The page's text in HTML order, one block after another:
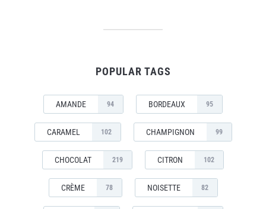
POPULAR TAGS
AMANDE 94 BORDEAUX 95
CARAMEL 102 CHAMPIGNON 99
CHOCOLAT 219 CITRON 102
CRÈME 78 NOISETTE 82